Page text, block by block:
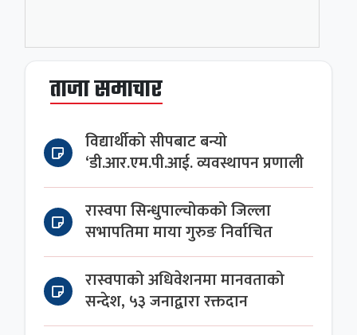
ताजा समाचार
विद्यार्थीको सीपबाट बन्यो
‘डी.आर.एम.पी.आई. व्यवस्थापन प्रणाली
रास्वपा सिन्धुपाल्चोकको जिल्ला
सभापतिमा माया गुरुङ निर्वाचित
रास्वपाको अधिवेशनमा मानवताको
सन्देश, ५३ जनाद्वारा रक्तदान